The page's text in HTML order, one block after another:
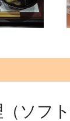
ソフト